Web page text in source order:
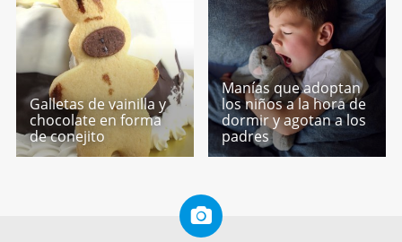
Galletas de vainilla y
chocolate en forma
de conejito
Manías que adoptan
los niños a la hora de
dormir y agotan a los
padres